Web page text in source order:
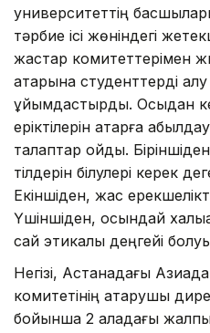
университеттің
тәрбие ісі жөніндегі
жастар комитеттерімен
қатарына студенттерді
ұйымдастырдық. Осыдан
еріктілерін қатарға
талаптар қойдық.
тілдерін білулері керек
Екіншіден, жас
Үшіншіден, осындай
сай этикалық деңгейі
Негізі, Астанадағы
комитетінің атқарушы
бойынша 2 қаладағы